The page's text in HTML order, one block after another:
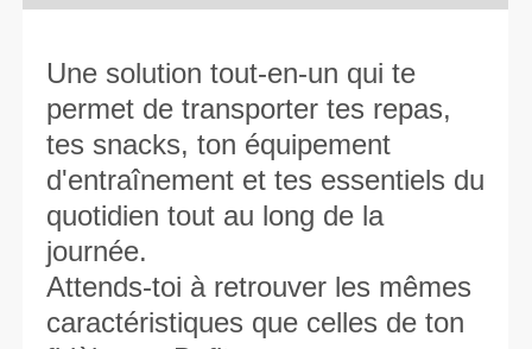
Une solution tout-en-un qui te
permet de transporter tes repas,
tes snacks, ton équipement
d'entraînement et tes essentiels du
quotidien tout au long de la
journée.
Attends-toi à retrouver les mêmes
caractéristiques que celles de ton